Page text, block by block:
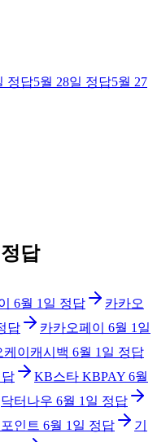
정답5월 28일 정답5월 27
답
6월 1일 정답
카카오
답 카카오페이
6월 1일
케이캐시백 6월 1일 정답
KB스타 KBPAY 6월
닥터나우 6월 1일 정답
인트 6월 1일 정답
기